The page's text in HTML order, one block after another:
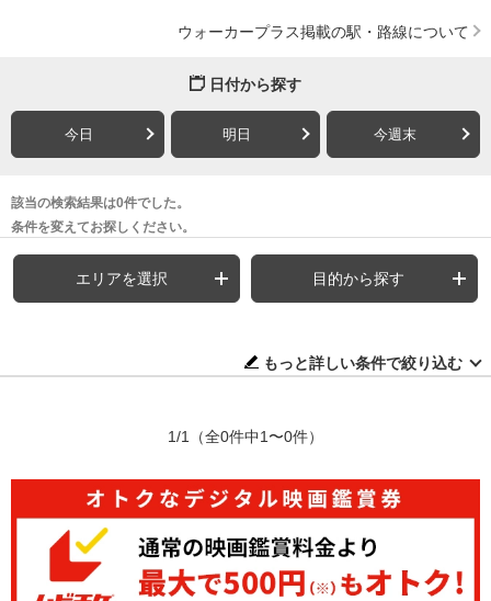
ウォーカープラス掲載の駅・路線について
日付から探す
今日 明日 今週末
該当の検索結果は0件でした。
条件を変えてお探しください。
エリアを選択 目的から探す
もっと詳しい条件で絞り込む
1/1 （全0件中1〜0件）